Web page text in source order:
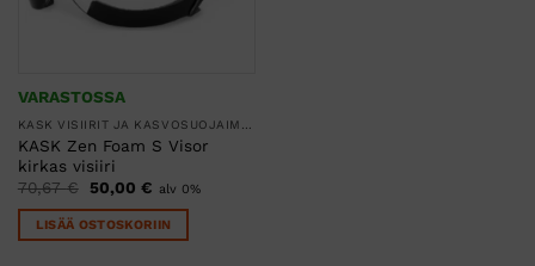
VARASTOSSA
KASK Zen Foam S Visor
kirkas visiiri
70,67€
Alkuperäinen
hinta
oli:
70,67 €.
50,00 €Nykyinen
on:
50,00 €.
alv 0%
LISÄÄ OSTOSKORIIN